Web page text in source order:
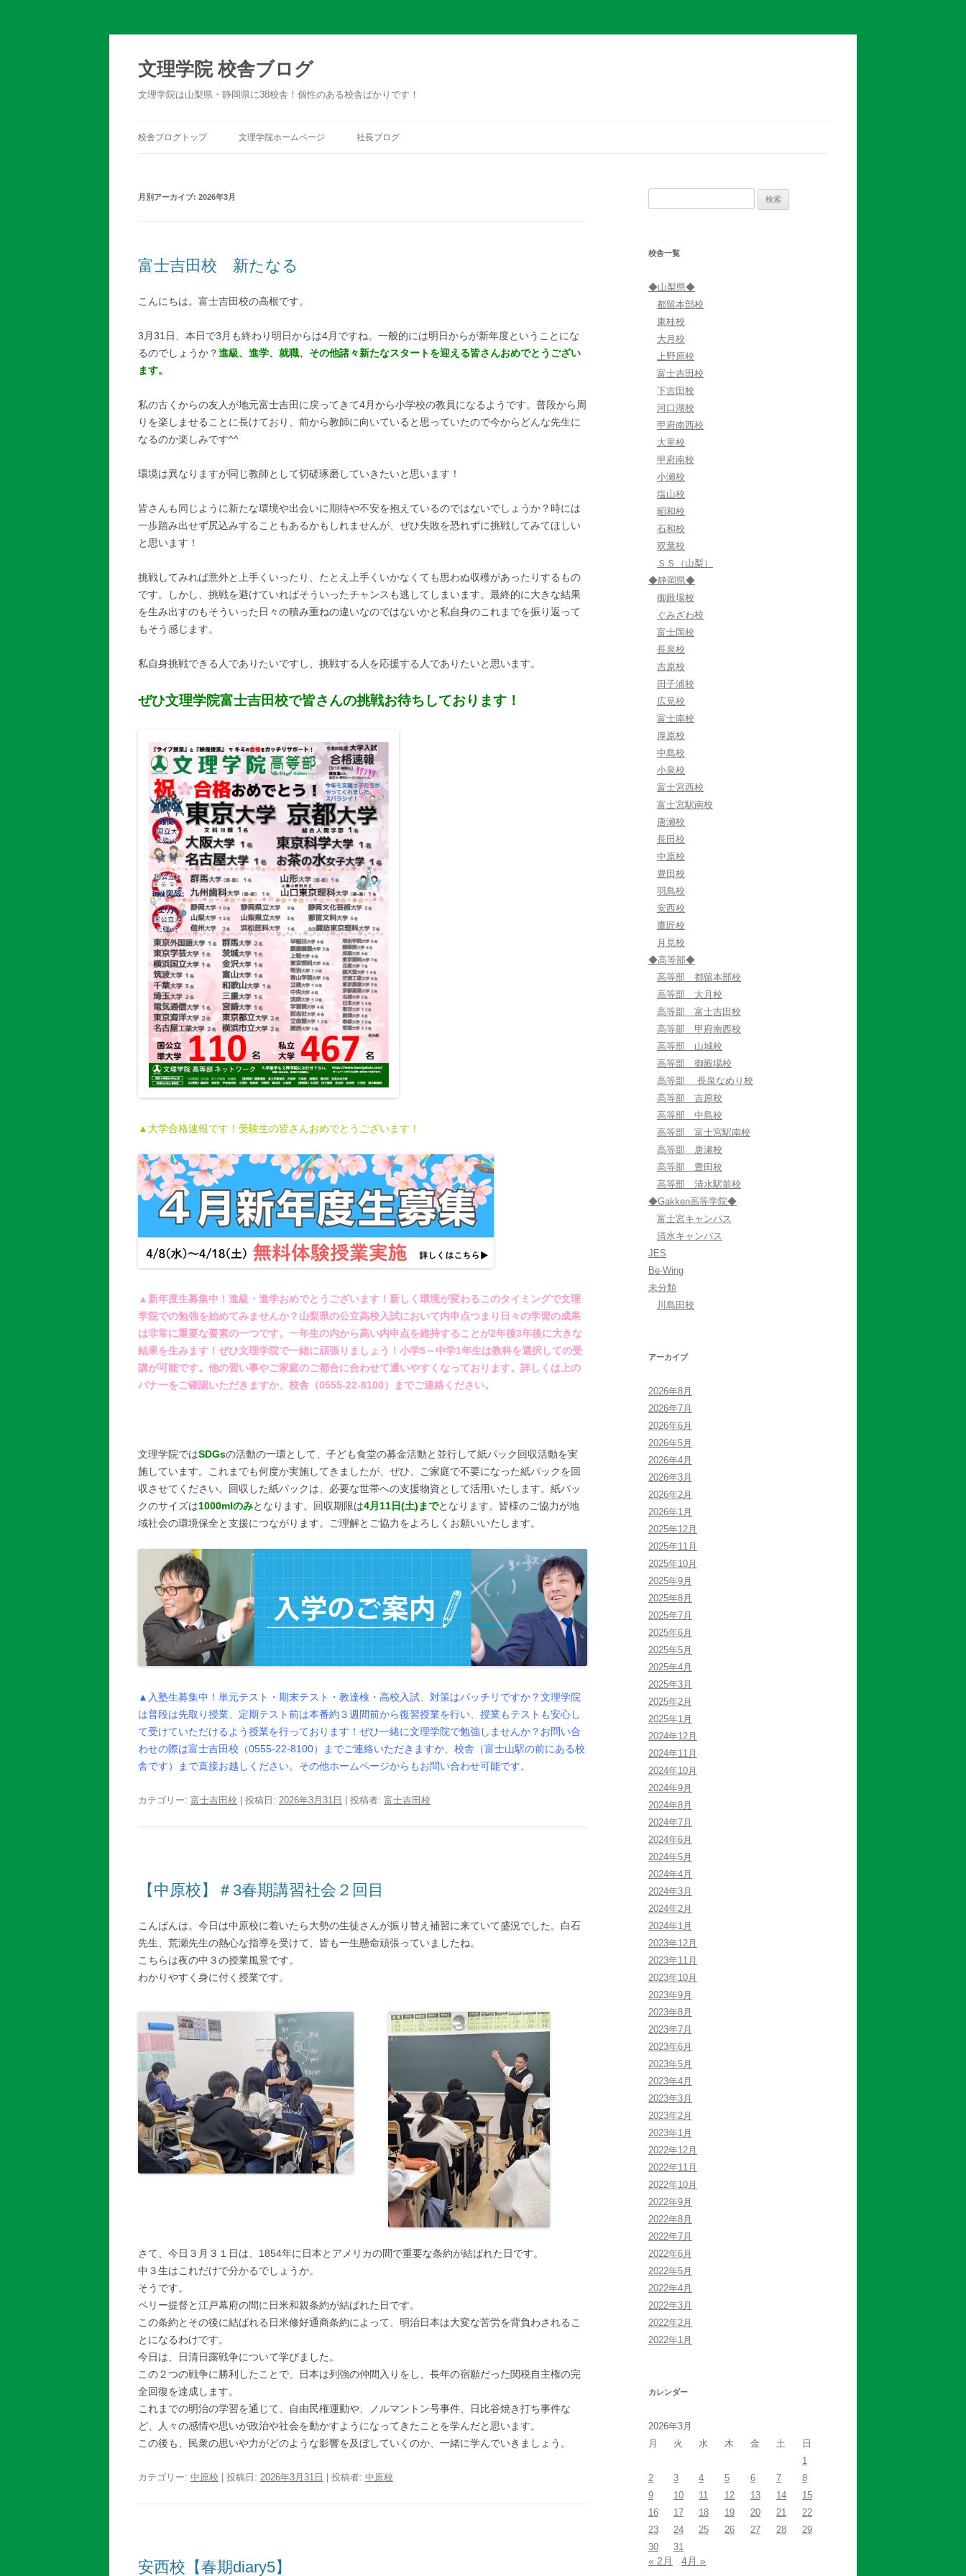
文理学院 校舎ブログ
文理学院は山梨県・静岡県に38校舎！個性のある校舎ばかりです！
校舎ブログトップ 文理学院ホームページ 社長ブログ
月別アーカイブ: 2026年3月
富士吉田校 新たなる
こんにちは。富士吉田校の高根です。
3月31日、本日で3月も終わり明日からは4月ですね。一般的には明日からが新年度ということにな
るのでしょうか？進級、進学、就職、その他諸々新たなスタートを迎える皆さんおめでとうござい
ます。
私の古くからの友人が地元富士吉田に戻ってきて4月から小学校の教員になるようです。普段から周
りを楽しませることに長けており、前から教師に向いていると思っていたので今からどんな先生に
なるのか楽しみです^^
環境は異なりますが同じ教師として切磋琢磨していきたいと思います！
皆さんも同じように新たな環境や出会いに期待や不安を抱えているのではないでしょうか？時には
一歩踏み出せず尻込みすることもあるかもしれませんが、ぜひ失敗を恐れずに挑戦してみてほしい
と思います！
挑戦してみれば意外と上手くいったり、たとえ上手くいかなくても思わぬ収穫があったりするもの
です。しかし、挑戦を避けていればそういったチャンスも逃してしまいます。最終的に大きな結果
を生み出すのもそういった日々の積み重ねの違いなのではないかと私自身のこれまでを振り返って
もそう感じます。
私自身挑戦できる人でありたいですし、挑戦する人を応援する人でありたいと思います。
ぜひ文理学院富士吉田校で皆さんの挑戦お待ちしております！
▲大学合格速報です！受験生の皆さんおめでとうございます！
▲新年度生募集中！進級・進学おめでとうございます！新しく環境が変わるこのタイミングで文理
学院での勉強を始めてみませんか？山梨県の公立高校入試において内申点つまり日々の学習の成果
は非常に重要な要素の一つです。一年生の内から高い内申点を維持することが2年後3年後に大きな
結果を生みます！ぜひ文理学院で一緒に頑張りましょう！小学5～中学1年生は教科を選択しての受
講が可能です。他の習い事やご家庭のご都合に合わせて通いやすくなっております。詳しくは上の
バナーをご確認いただきますか、校舎（0555-22-8100）までご連絡ください。
文理学院ではSDGsの活動の一環として、子ども食堂の募金活動と並行して紙パック回収活動を実
施しています。これまでも何度か実施してきましたが、ぜひ、ご家庭で不要になった紙パックを回
収させてください。回収した紙パックは、必要な世帯への支援物資として活用いたします。紙パッ
クのサイズは1000mlのみとなります。回収期限は4月11日(土)までとなります。皆様のご協力が地
域社会の環境保全と支援につながります。ご理解とご協力をよろしくお願いいたします。
▲入塾生募集中！単元テスト・期末テスト・教達検・高校入試、対策はバッチリですか？文理学院
は普段は先取り授業、定期テスト前は本番約３週間前から復習授業を行い、授業もテストも安心し
て受けていただけるよう授業を行っております！ぜひ一緒に文理学院で勉強しませんか？お問い合
わせの際は富士吉田校（0555-22-8100）までご連絡いただきますか、校舎（富士山駅の前にある校
舎です）まで直接お越しください。その他ホームページからもお問い合わせ可能です。
カテゴリー: 富士吉田校 | 投稿日: 2026年3月31日 投稿者: 富士吉田校
【中原校】＃3春期講習社会２回目
こんばんは。今日は中原校に着いたら大勢の生徒さんが振り替え補習に来ていて盛況でした。白石
先生、荒瀬先生の熱心な指導を受けて、皆も一生懸命頑張っていましたね。
こちらは夜の中３の授業風景です。
わかりやすく身に付く授業です。
さて、今日３月３１日は、1854年に日本とアメリカの間で重要な条約が結ばれた日です。
中３生はこれだけで分かるでしょうか。
そうです。
ペリー提督と江戸幕府の間に日米和親条約が結ばれた日です。
この条約とその後に結ばれる日米修好通商条約によって、明治日本は大変な苦労を背負わされるこ
とになるわけです。
今日は、日清日露戦争について学びました。
この２つの戦争に勝利したことで、日本は列強の仲間入りをし、長年の宿願だった関税自主権の完
全回復を達成します。
これまでの明治の学習を通じて、自由民権運動や、ノルマントン号事件、日比谷焼き打ち事件な
ど、人々の感情や思いが政治や社会を動かすようになってきたことを学んだと思います。
この後も、民衆の思いや力がどのような影響を及ぼしていくのか、一緒に学んでいきましょう。
カテゴリー: 中原校 | 投稿日: 2026年3月31日 投稿者: 中原校
安西校【春期diary5】
校舎一覧
◆山梨県◆
都留本部校
東桂校
大月校
上野原校
富士吉田校
下吉田校
河口湖校
甲府南西校
大里校
甲府南校
小瀬校
塩山校
昭和校
石和校
双葉校
ＳＳ（山梨）
◆静岡県◆
御殿場校
ぐみざわ校
富士岡校
長泉校
吉原校
田子浦校
広見校
富士南校
厚原校
中島校
小泉校
富士宮西校
富士宮駅南校
唐瀬校
長田校
中原校
豊田校
羽鳥校
安西校
鷹匠校
月見校
◆高等部◆
高等部 都留本部校
高等部 大月校
高等部 富士吉田校
高等部 甲府南西校
高等部 山城校
高等部 御殿場校
高等部 長泉なめり校
高等部 吉原校
高等部 中島校
高等部 富士宮駅南校
高等部 唐瀬校
高等部 豊田校
高等部 清水駅前校
◆Gakken高等学院◆
富士宮キャンパス
清水キャンパス
JES
Be-Wing
未分類
川島田校
アーカイブ
2026年8月
2026年7月
2026年6月
2026年5月
2026年4月
2026年3月
2026年2月
2026年1月
2025年12月
2025年11月
2025年10月
2025年9月
2025年8月
2025年7月
2025年6月
2025年5月
2025年4月
2025年3月
2025年2月
2025年1月
2024年12月
2024年11月
2024年10月
2024年9月
2024年8月
2024年7月
2024年6月
2024年5月
2024年4月
2024年3月
2024年2月
2024年1月
2023年12月
2023年11月
2023年10月
2023年9月
2023年8月
2023年7月
2023年6月
2023年5月
2023年4月
2023年3月
2023年2月
2023年1月
2022年12月
2022年11月
2022年10月
2022年9月
2022年8月
2022年7月
2022年6月
2022年5月
2022年4月
2022年3月
2022年2月
2022年1月
カレンダー
2026年3月
月
火 水 木 金 土
日
1
2
3 4 5 6 7
8
9
10 11 12 13 14
15
16
17 18 19 20 21
22
23
24 25 26 27 28
29
30
31
« 2月 4月 »